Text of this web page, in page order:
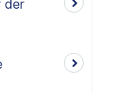
der